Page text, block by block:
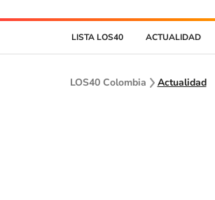
LISTA LOS40 ACTUALIDAD
LOS40 Colombia Actualidad